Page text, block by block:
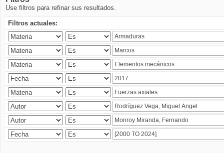
Use filtros para refinar sus resultados.
Filtros actuales: